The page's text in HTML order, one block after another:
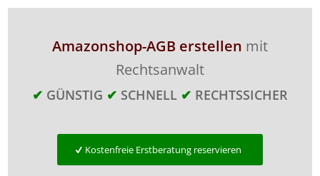
Amazonshop-AGB erstellen mit
Rechtsanwalt
✔ GÜNSTIG ✔ SCHNELL ✔ RECHTSSICHER
Kostenfreie Erstberatung reservieren